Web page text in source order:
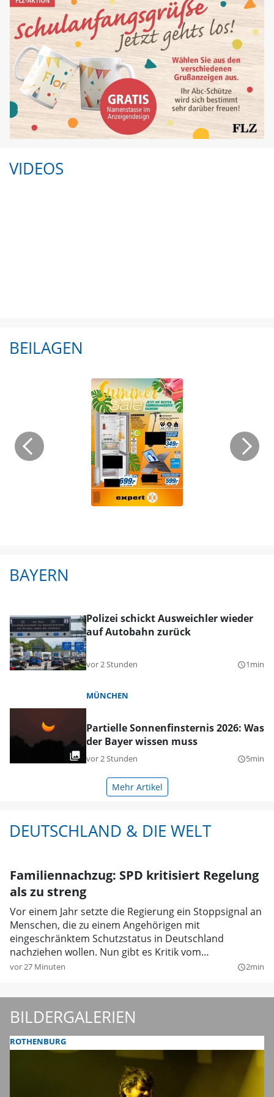
VIDEOS
BEILAGEN
BAYERN
Polizei schickt Ausweichler wieder
auf Autobahn zurück
vor 2 Stunden query_builder1min
MÜNCHEN
Partielle Sonnenfinsternis 2026: Was
der Bayer wissen muss
vor 2 Stunden query_builder5min
Mehr Artikel
DEUTSCHLAND & DIE WELT
Familiennachzug: SPD kritisiert Regelung
als zu streng
Vor einem Jahr setzte die Regierung ein Stoppsignal an
Menschen, die zu einem Angehörigen mit
eingeschränktem Schutzstatus in Deutschland
nachziehen wollen. Nun gibt es Kritik vom
Koalitionspartner.
vor 27 Minuten query_builder2min
BILDERGALERIEN
ROTHENBURG